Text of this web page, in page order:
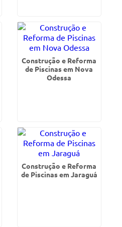
Construção e Reforma
de Piscinas em Nova
Odessa
Construção e Reforma
de Piscinas em Jaraguá